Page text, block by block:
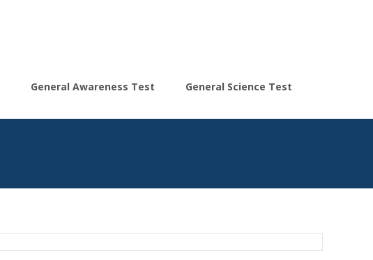
General Awareness Test General Science Test